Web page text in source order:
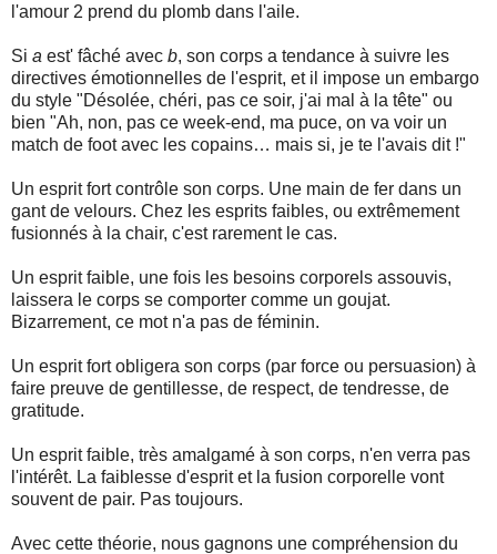
l'amour 2 prend du plomb dans l'aile.
Si a est' fâché avec b, son corps a tendance à suivre les
directives émotionnelles de l'esprit, et il impose un embargo
du style "Désolée, chéri, pas ce soir, j'ai mal à la tête" ou
bien "Ah, non, pas ce week-end, ma puce, on va voir un
match de foot avec les copains… mais si, je te l'avais dit !"
Un esprit fort contrôle son corps. Une main de fer dans un
gant de velours. Chez les esprits faibles, ou extrêmement
fusionnés à la chair, c'est rarement le cas.
Un esprit faible, une fois les besoins corporels assouvis,
laissera le corps se comporter comme un goujat.
Bizarrement, ce mot n'a pas de féminin.
Un esprit fort obligera son corps (par force ou persuasion) à
faire preuve de gentillesse, de respect, de tendresse, de
gratitude.
Un esprit faible, très amalgamé à son corps, n'en verra pas
l'intérêt. La faiblesse d'esprit et la fusion corporelle vont
souvent de pair. Pas toujours.
Avec cette théorie, nous gagnons une compréhension du